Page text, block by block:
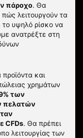
πάροχο. Θα
λειτουργούν τα
το υψηλό ρίσκο να
ανατρέξτε στη
και
χρημάτων
των
πελατών
CFDs. Θα πρέπει
λειτουργίας των